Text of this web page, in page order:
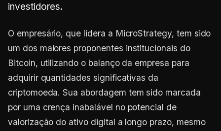
investidores.
O empresário, que lidera a MicroStrategy, tem sido
um dos maiores proponentes institucionais do
Bitcoin, utilizando o balanço da empresa para
adquirir quantidades significativas da
criptomoeda. Sua abordagem tem sido marcada
por uma crença inabalável no potencial de
valorização do ativo digital a longo prazo, mesmo